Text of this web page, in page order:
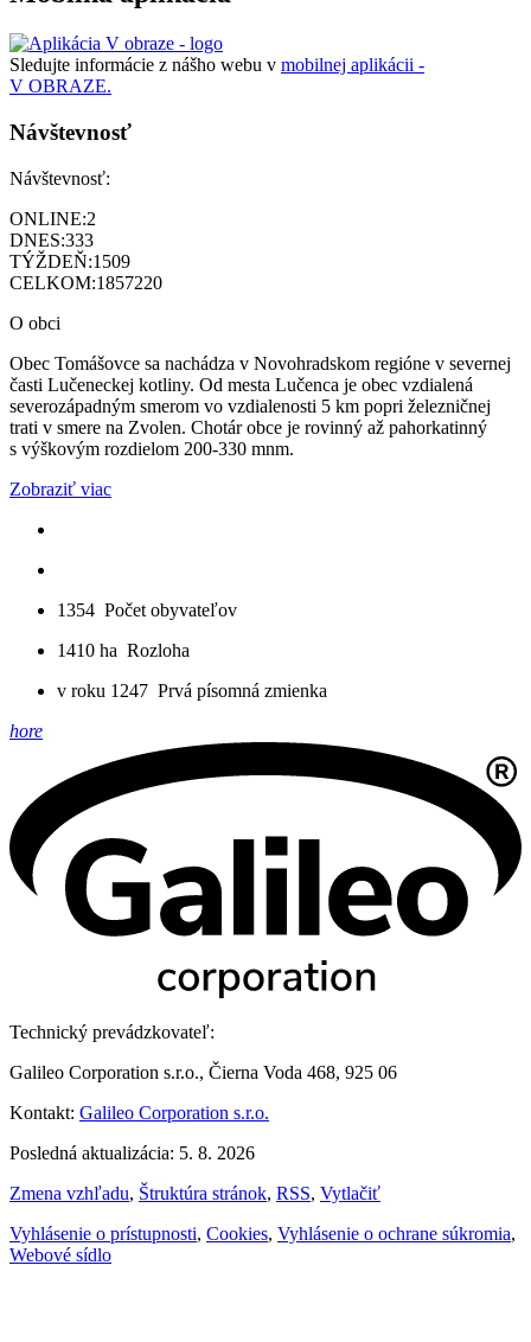
Sledujte informácie z nášho webu v mobilnej aplikácii -
V OBRAZE.
Návštevnosť
Návštevnosť:
ONLINE:2
DNES:333
TÝŽDEŇ:1509
CELKOM:1857220
O obci
Obec Tomášovce sa nachádza v Novohradskom regióne v severnej
časti Lučeneckej kotliny. Od mesta Lučenca je obec vzdialená
severozápadným smerom vo vzdialenosti 5 km popri železničnej
trati v smere na Zvolen. Chotár obce je rovinný až pahorkatinný
s výškovým rozdielom 200-330 mnm.
Zobraziť viac
1354 Počet obyvateľov
1410 ha Rozloha
v roku 1247 Prvá písomná zmienka
hore
Technický prevádzkovateľ:
Galileo Corporation s.r.o., Čierna Voda 468, 925 06
Kontakt: Galileo Corporation s.r.o.
Posledná aktualizácia: 5. 8. 2026
Zmena vzhľadu, Štruktúra stránok, RSS, Vytlačiť
Vyhlásenie o prístupnosti, Cookies, Vyhlásenie o ochrane súkromia,
Webové sídlo